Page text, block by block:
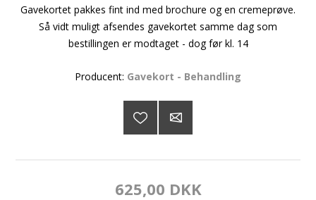
Gavekortet pakkes fint ind med brochure og en cremeprøve.
Så vidt muligt afsendes gavekortet samme dag som
bestillingen er modtaget - dog før kl. 14
Producent: Gavekort - Behandling
625,00 DKK